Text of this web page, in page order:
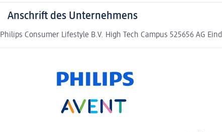
Anschrift des Unternehmens
Philips Consumer Lifestyle B.V. High Tech Campus 525656 AG